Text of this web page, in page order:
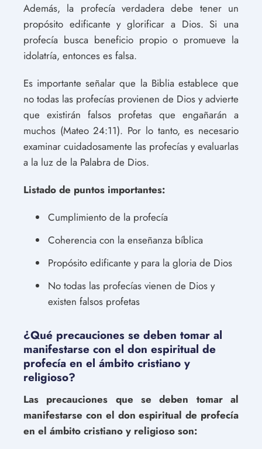
Además, la profecía verdadera debe tener un
propósito edificante y glorificar a Dios. Si una
profecía busca beneficio propio o promueve la
idolatría, entonces es falsa.
Es importante señalar que la Biblia establece que
no todas las profecías provienen de Dios y advierte
que existirán falsos profetas que engañarán a
muchos (Mateo 24:11). Por lo tanto, es necesario
examinar cuidadosamente las profecías y evaluarlas
a la luz de la Palabra de Dios.
Listado de puntos importantes:
Cumplimiento de la profecía
Coherencia con la enseñanza bíblica
Propósito edificante y para la gloria de Dios
No todas las profecías vienen de Dios y
existen falsos profetas
¿Qué precauciones se deben tomar al
manifestarse con el don espiritual de
profecía en el ámbito cristiano y
religioso?
Las precauciones que se deben tomar al
manifestarse con el don espiritual de profecía
en el ámbito cristiano y religioso son: